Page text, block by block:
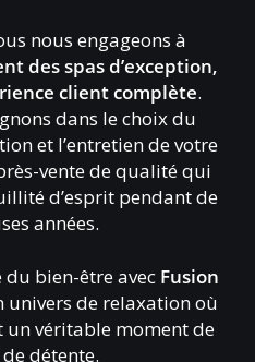
nous engageons à
des spas d’exception,
client complète.
dans le choix du
et l’entretien de votre
vente de qualité qui
d’esprit pendant de
années.
du bien-être avec Fusion
univers de relaxation où
un véritable moment de
détente.